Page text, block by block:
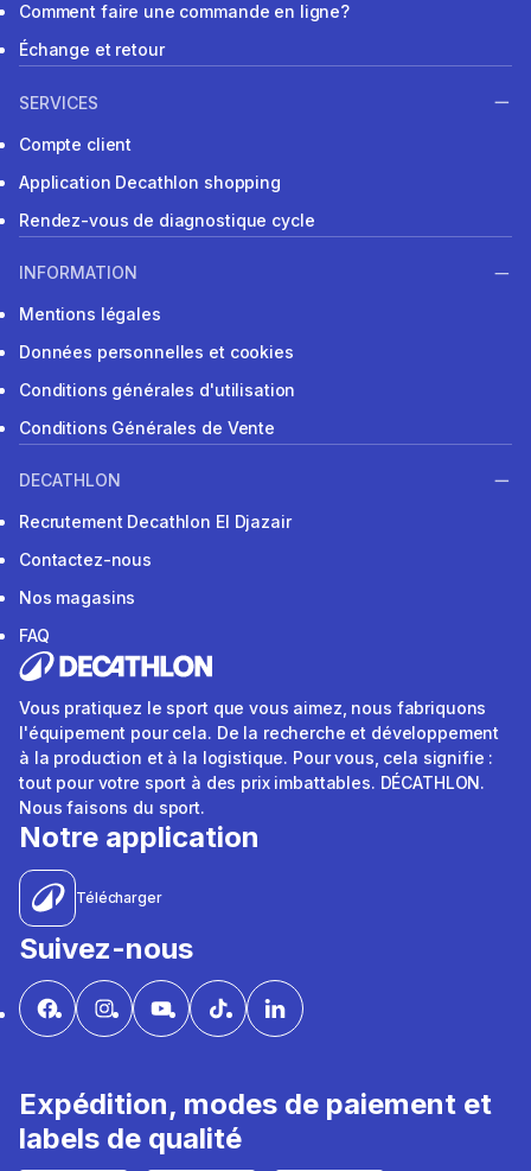
Comment faire une commande en ligne?
Échange et retour
SERVICES
Compte client
Application Decathlon shopping
Rendez-vous de diagnostique cycle
INFORMATION
Mentions légales
Données personnelles et cookies
Conditions générales d'utilisation
Conditions Générales de Vente
DECATHLON
Recrutement Decathlon El Djazair
Contactez-nous
Nos magasins
FAQ
Vous pratiquez le sport que vous aimez, nous fabriquons
l'équipement pour cela. De la recherche et développement
à la production et à la logistique. Pour vous, cela signifie :
tout pour votre sport à des prix imbattables. DÉCATHLON.
Nous faisons du sport.
Notre application
Télécharger
Suivez-nous
Expédition, modes de paiement et
labels de qualité